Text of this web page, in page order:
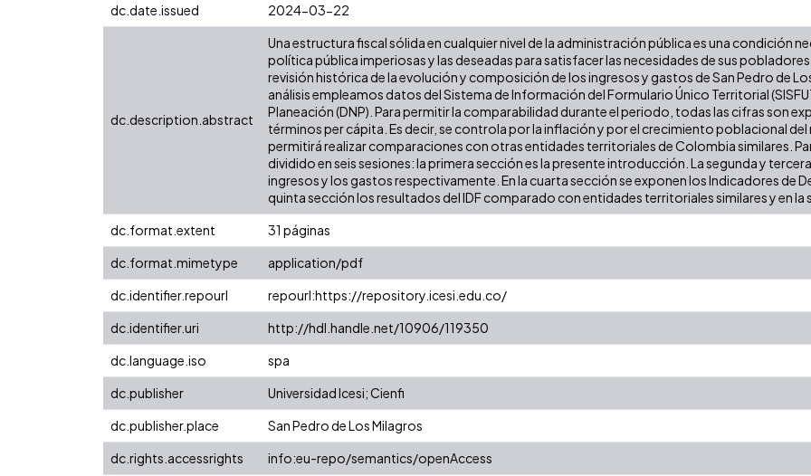
dc.date.issued
2024-03-22
dc.description.abstract
Una estructura fiscal sólida en cualquier nivel de la administración pública es una condición
política pública imperiosas y las deseadas para satisfacer las necesidades de sus
revisión histórica de la evolución y composición de los ingresos y gastos de San Pedro de
análisis empleamos datos del Sistema de Información del Formulario Único Territorial
Planeación (DNP). Para permitir la comparabilidad durante el periodo, todas las cifras son
términos per cápita. Es decir, se controla por la inflación y por el crecimiento poblacional
permitirá realizar comparaciones con otras entidades territoriales de Colombia similares.
dividido en seis sesiones: la primera sección es la presente introducción. La segunda y
ingresos y los gastos respectivamente. En la cuarta sección se exponen los Indicadores de
quinta sección los resultados del IDF comparado con entidades territoriales similares y en la
dc.format.extent
31 páginas
dc.format.mimetype
application/pdf
dc.identifier.repourl
repourl:https://repository.icesi.edu.co/
dc.identifier.uri
http://hdl.handle.net/10906/119350
dc.language.iso
spa
dc.publisher
Universidad Icesi; Cienfi
dc.publisher.place
San Pedro de Los Milagros
dc.rights.accessrights
info:eu-repo/semantics/openAccess